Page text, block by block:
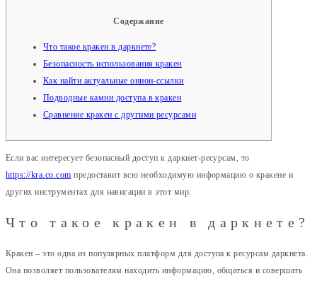
Содержание
Что такое кракен в даркнете?
Безопасность использования кракен
Как найти актуальные онион-ссылки
Подводные камни доступа в кракен
Сравнение кракен с другими ресурсами
Если вас интересует безопасный доступ к даркнет-ресурсам, то
https://kra.co.com предоставит всю необходимую информацию о кракене и
других инструментах для навигации в этот мир.
Что такое кракен в даркнете?
Кракен – это одна из популярных платформ для доступа к ресурсам даркнета.
Она позволяет пользователям находить информацию, общаться и совершать